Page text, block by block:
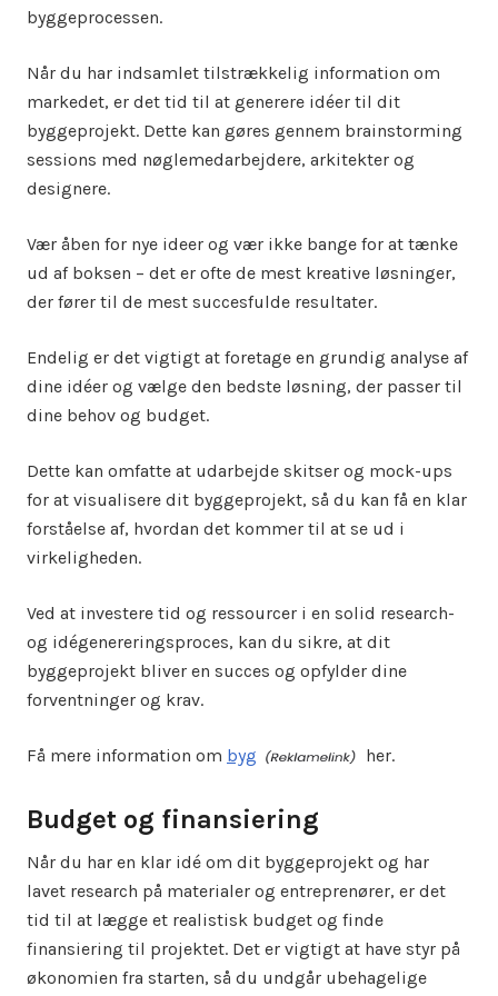
byggeprocessen.
Når du har indsamlet tilstrækkelig information om
markedet, er det tid til at generere idéer til dit
byggeprojekt. Dette kan gøres gennem brainstorming
sessions med nøglemedarbejdere, arkitekter og
designere.
Vær åben for nye ideer og vær ikke bange for at tænke
ud af boksen – det er ofte de mest kreative løsninger,
der fører til de mest succesfulde resultater.
Endelig er det vigtigt at foretage en grundig analyse af
dine idéer og vælge den bedste løsning, der passer til
dine behov og budget.
Dette kan omfatte at udarbejde skitser og mock-ups
for at visualisere dit byggeprojekt, så du kan få en klar
forståelse af, hvordan det kommer til at se ud i
virkeligheden.
Ved at investere tid og ressourcer i en solid research-
og idégenereringsproces, kan du sikre, at dit
byggeprojekt bliver en succes og opfylder dine
forventninger og krav.
Få mere information om byg her.
Budget og finansiering
Når du har en klar idé om dit byggeprojekt og har
lavet research på materialer og entreprenører, er det
tid til at lægge et realistisk budget og finde
finansiering til projektet. Det er vigtigt at have styr på
økonomien fra starten, så du undgår ubehagelige